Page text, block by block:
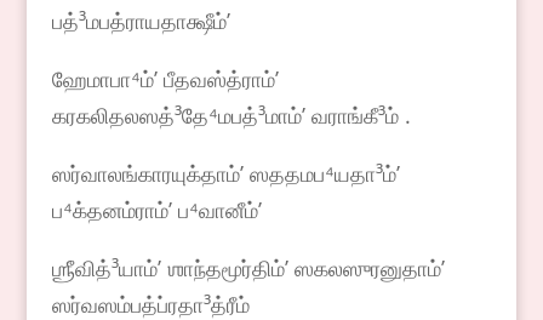
பத்³மபத்ராயதாக்ஷீம்ʼ
ஹேமாபா⁴ம்ʼ பீதவஸ்த்ராம்ʼ
கரகலிதலஸத்³தே⁴மபத்³மாம்ʼ வராங்கீ³ம் .
ஸர்வாலங்காரயுக்தாம்ʼ ஸததமப⁴யதா³ம்ʼ
ப⁴க்தனம்ராம்ʼ ப⁴வானீம்ʼ
ஶ்ரீவித்³யாம்ʼ ஶாந்தமூர்திம்ʼ ஸகலஸுரனுதாம்ʼ
ஸர்வஸம்பத்ப்ரதா³த்ரீம்